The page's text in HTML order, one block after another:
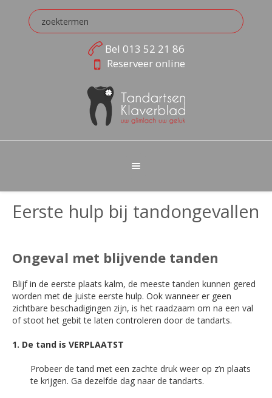
Bel013 52 21 86
Reserveer online
Eerste hulp bij tandongevallen
Ongeval met blijvende tanden
Blijf in de eerste plaats kalm, de meeste tanden kunnen gered
worden met de juiste eerste hulp. Ook wanneer er geen
zichtbare beschadigingen zijn, is het raadzaam om na een val
of stoot het gebit te laten controleren door de tandarts.
1. De tand is VERPLAATST
Probeer de tand met een zachte druk weer op z’n plaats
te krijgen. Ga dezelfde dag naar de tandarts.